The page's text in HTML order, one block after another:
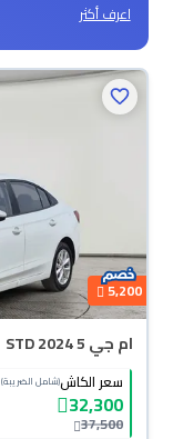
اعرف أكثر
5,200
ام جي 5 STD 2024
سعر الكاش(شامل الضريبة)
32,300
37,500